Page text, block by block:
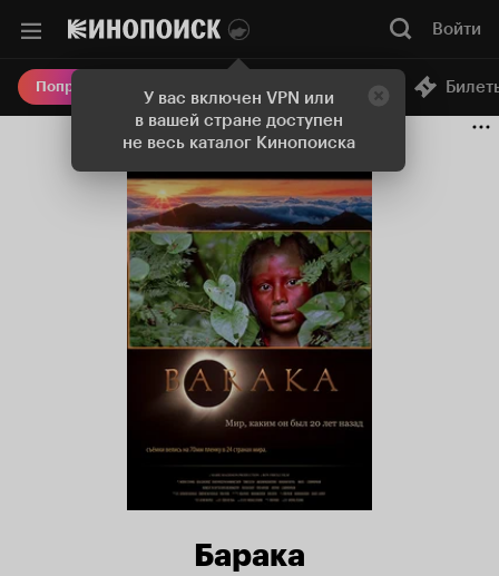
У вас включен VPN или
в вашей стране доступен
не весь каталог Кинопоиска
Войти
Попробовать Плюс Онлайн-кинотеатр
Барака